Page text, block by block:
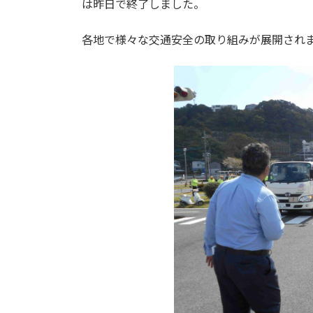
は昨日で終了しました。
各地で様々な交通安全の取り組みが展開され